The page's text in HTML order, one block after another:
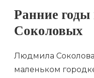
Ранние годы
Соколовых
Людмила Соколова
маленьком